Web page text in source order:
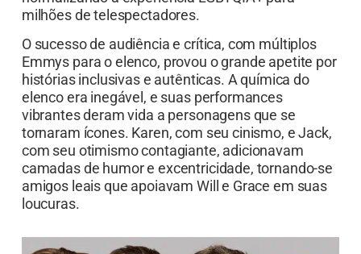
milhões de telespectadores.
O sucesso de audiência e crítica, com múltiplos
Emmys para o elenco, provou o grande apetite por
histórias inclusivas e autênticas. A química do
elenco era inegável, e suas performances
vibrantes deram vida a personagens que se
tornaram ícones. Karen, com seu cinismo, e Jack,
com seu otimismo contagiante, adicionavam
camadas de humor e excentricidade, tornando-se
amigos leais que apoiavam Will e Grace em suas
loucuras.